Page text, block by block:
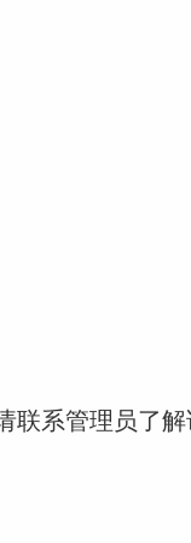
联系管理员了